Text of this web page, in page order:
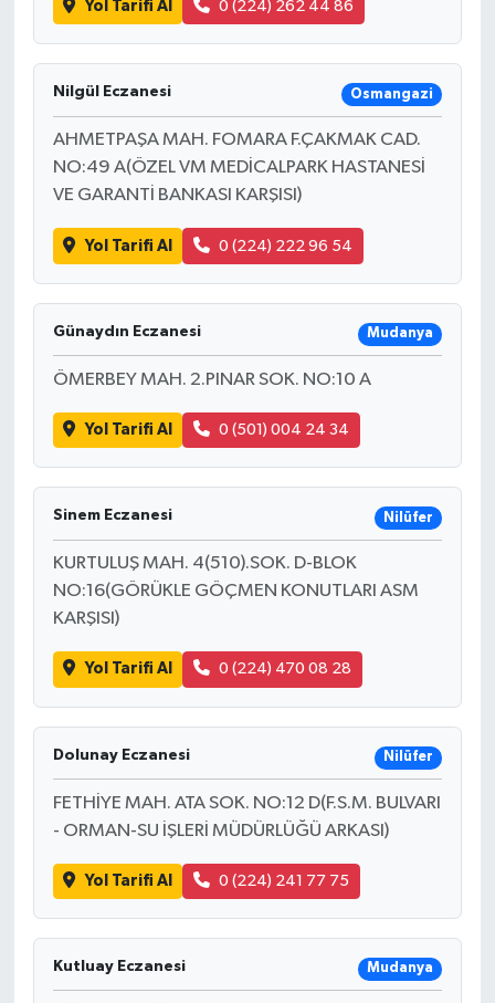
Yol Tarifi Al 0 (224) 262 44 86
Nilgül Eczanesi Osmangazi
AHMETPAŞA MAH. FOMARA F.ÇAKMAK CAD.
NO:49 A(ÖZEL VM MEDİCALPARK HASTANESİ
VE GARANTİ BANKASI KARŞISI)
Yol Tarifi Al 0 (224) 222 96 54
Günaydın Eczanesi Mudanya
ÖMERBEY MAH. 2.PINAR SOK. NO:10 A
Yol Tarifi Al 0 (501) 004 24 34
Sinem Eczanesi Nilüfer
KURTULUŞ MAH. 4(510).SOK. D-BLOK
NO:16(GÖRÜKLE GÖÇMEN KONUTLARI ASM
KARŞISI)
Yol Tarifi Al 0 (224) 470 08 28
Dolunay Eczanesi Nilüfer
FETHİYE MAH. ATA SOK. NO:12 D(F.S.M. BULVARI
- ORMAN-SU İŞLERİ MÜDÜRLÜĞÜ ARKASI)
Yol Tarifi Al 0 (224) 241 77 75
Kutluay Eczanesi Mudanya